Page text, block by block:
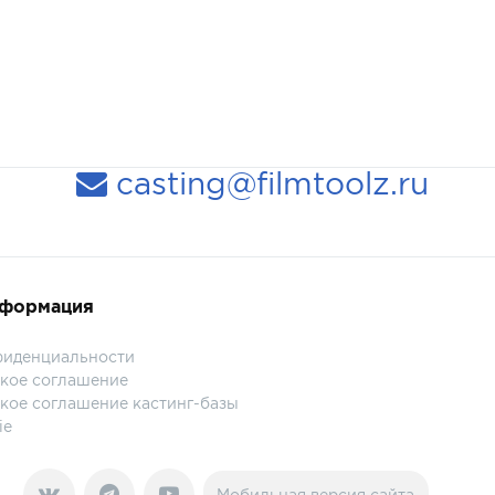
casting@filmtoolz.ru
соглашение
соглашение кастинг-базы